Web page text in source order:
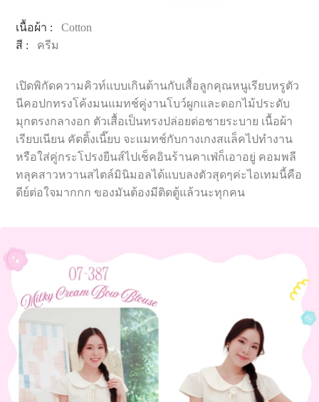
เนื้อผ้า :Cotton
สี : ครีม
เปิดพิกัดความคิวท์แบบเกินต้านกับเสื้อลูกคุณหนูเรียบหรูตัว
นีคอปกทรงโค้งมนแมทช์คู่งานโบว์ผูกและดอกไม้ประดับ
มุกตรงกลางอก ตัวเสื้อเป็นทรงปล่อยต่อชายระบาย เนื้อผ้า
เรียบเนียน คัตติ้งเนี๊ยบ จะแมทช์กับกางเกงสแล็คไปทำงาน
หรือใส่คู่กระโปรงยีนส์ไปเช็คอินร้านคาเฟ่ก็เอาอยู่ คอมพลี
ทลุคสาวหวานสไตล์มินิมอลได้แบบลงตัวสุดๆค่ะไอเทมนี้คือ
ดีย์ต่อใจมากกก ของมันต้องมีติดตู้แล้วนะทุกคน